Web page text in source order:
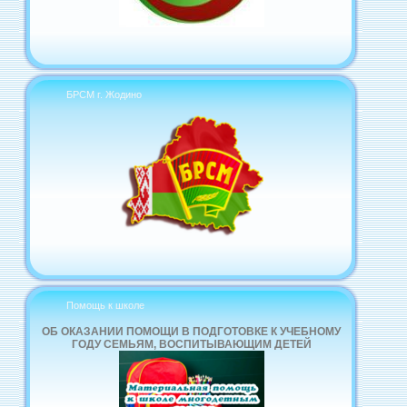
БРСМ г. Жодино
Помощь к школе
ОБ ОКАЗАНИИ ПОМОЩИ В ПОДГОТОВКЕ К УЧЕБНОМУ
ГОДУ СЕМЬЯМ, ВОСПИТЫВАЮЩИМ ДЕТЕЙ